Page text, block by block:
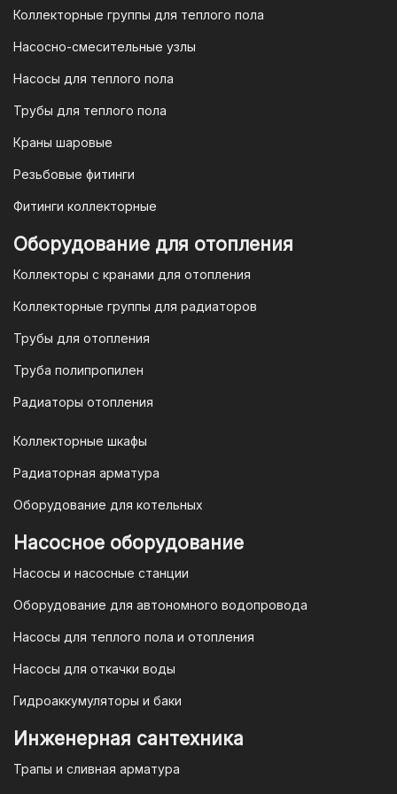
юридических лиц
Для наших корпоративных клиентов
мы предлагаем безналичную оплату по
выставим вам счет, который можно
оплатить в течение 3 рабочих дней.
организаций и ИП необходимо
связаться с оптовым отделом
электронную почту
opt@mail.ru
Гарантия и условия гарантии
магазине "TIM-com Россия" Вы можете
быть уверены в том, что мы действуем
в рамках действующего
Законодательства Российской
Федерации и Ваши права, как
отопительной техники (котлы, газовые
монтажа, необходимо вызывать
специалиста из
Коллекторные группы для теплого пола
Насосно-смесительные узлы
Насосы для теплого пола
Трубы для теплого пола
Краны шаровые
Резьбовые фитинги
Фитинги коллекторные
Оборудование для отопления
Коллекторы с кранами для отопления
Коллекторные группы для радиаторов
Трубы для отопления
Труба полипропилен
Радиаторы отопления
Коллекторные шкафы
Радиаторная арматура
Оборудование для котельных
Насосное оборудование
Насосы и насосные станции
Оборудование для автономного водопровода
Насосы для теплого пола и отопления
Насосы для откачки воды
Гидроаккумуляторы и баки
Инженерная сантехника
Трапы и сливная арматура